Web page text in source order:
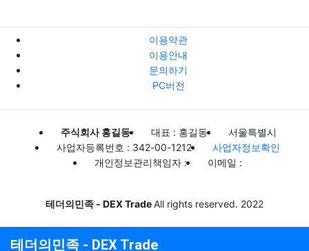
이용약관
이용안내
문의하기
PC버전
주식회사 홍길동 대표 : 홍길동
서울특별시
사업자등록번호 : 342-00-1212
사업자정보확인
개인정보관리책임자 :
이메일 :
테더의민족 - DEX TradeAll rights reserved. 2022
테더의민족 - DEX Trade